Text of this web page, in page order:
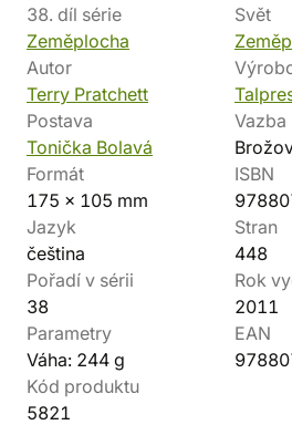
38. díl série
Zeměplocha
Svět
Autor
Terry Pratchett
Postava
Tonička Bolavá
Vazba
Formát
175 x 105 mm
ISBN
Jazyk
čeština
Stran
448
Pořadí v sérii
38
Rok
2011
Parametry
Váha: 244 g
EAN
Kód produktu
5821